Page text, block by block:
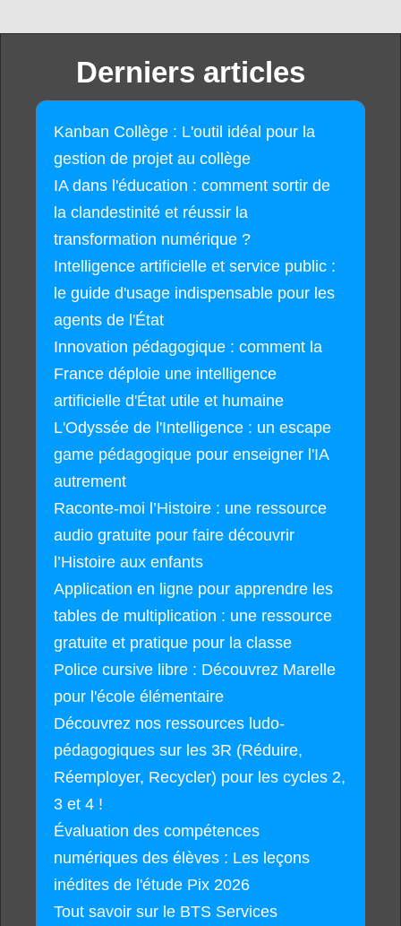
Derniers articles
Kanban Collège : L'outil idéal pour la
gestion de projet au collège
IA dans l'éducation : comment sortir de
la clandestinité et réussir la
transformation numérique ?
Intelligence artificielle et service public :
le guide d'usage indispensable pour les
agents de l'État
Innovation pédagogique : comment la
France déploie une intelligence
artificielle d'État utile et humaine
L'Odyssée de l'Intelligence : un escape
game pédagogique pour enseigner l'IA
autrement
Raconte-moi l’Histoire : une ressource
audio gratuite pour faire découvrir
l’Histoire aux enfants
Application en ligne pour apprendre les
tables de multiplication : une ressource
gratuite et pratique pour la classe
Police cursive libre : Découvrez Marelle
pour l'école élémentaire
Découvrez nos ressources ludo-
pédagogiques sur les 3R (Réduire,
Réemployer, Recycler) pour les cycles 2,
3 et 4 !
Évaluation des compétences
numériques des élèves : Les leçons
inédites de l'étude Pix 2026
Tout savoir sur le BTS Services